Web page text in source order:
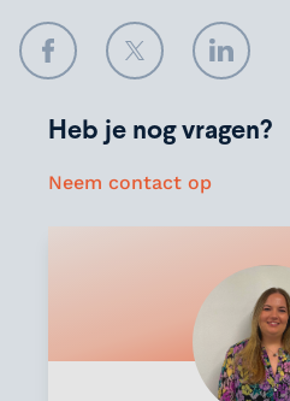
FacebookTwitter LinkedIn
Heb je nog vragen?
Neem contact op